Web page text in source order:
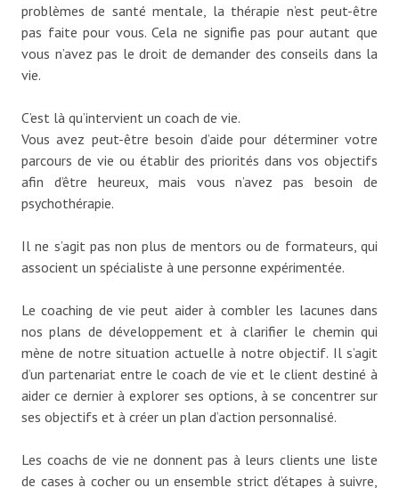
problèmes de santé mentale, la thérapie n’est peut-être
pas faite pour vous. Cela ne signifie pas pour autant que
vous n’avez pas le droit de demander des conseils dans la
vie.
C’est là qu’intervient un coach de vie.
Vous avez peut-être besoin d’aide pour déterminer votre
parcours de vie ou établir des priorités dans vos objectifs
afin d’être heureux, mais vous n’avez pas besoin de
psychothérapie.
Il ne s’agit pas non plus de mentors ou de formateurs, qui
associent un spécialiste à une personne expérimentée.
Le coaching de vie peut aider à combler les lacunes dans
nos plans de développement et à clarifier le chemin qui
mène de notre situation actuelle à notre objectif. Il s’agit
d’un partenariat entre le coach de vie et le client destiné à
aider ce dernier à explorer ses options, à se concentrer sur
ses objectifs et à créer un plan d’action personnalisé.
Les coachs de vie ne donnent pas à leurs clients une liste
de cases à cocher ou un ensemble strict d’étapes à suivre,